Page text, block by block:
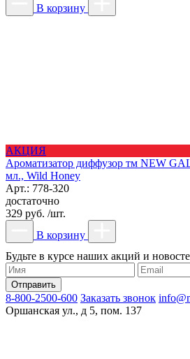
В корзину
АКЦИЯ
Ароматизатор диффузор тм NEW
мл., Wild Honey
Арт.: 778-320
достаточно
329 руб. /шт.
В корзину
Будьте в курсе наших акций и
8-800-2500-600 Заказать звонок
Оршанская ул., д 5, пом. 137